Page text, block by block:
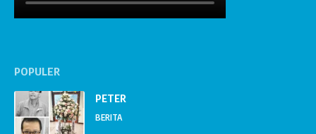
POPULER
PETER
BERITA